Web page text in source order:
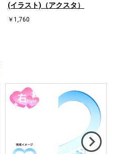
(イラスト)（アクスタ）
￥1,760